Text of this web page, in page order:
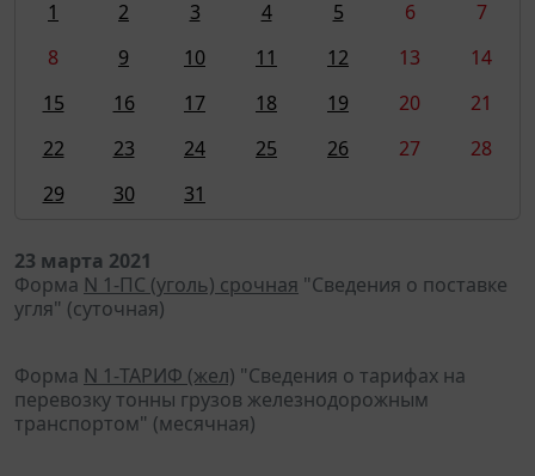
1
2 3 4 5 6
7
8
9 10 11 12 13
14
15
16 17 18 19 20
21
22
23 24 25 26 27
28
29
30 31
23 марта 2021
Форма N 1-ПС (уголь) срочная "Сведения о поставке
угля" (суточная)
Форма N 1-ТАРИФ (жел) "Сведения о тарифах на
перевозку тонны грузов железнодорожным
транспортом" (месячная)